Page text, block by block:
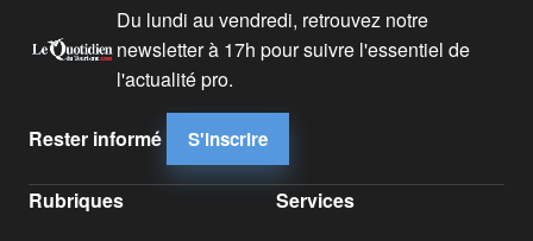
Du lundi au vendredi, retrouvez notre
newsletter à 17h pour suivre l'essentiel de
l'actualité pro.
Rester informé S'inscrire
Rubriques Services